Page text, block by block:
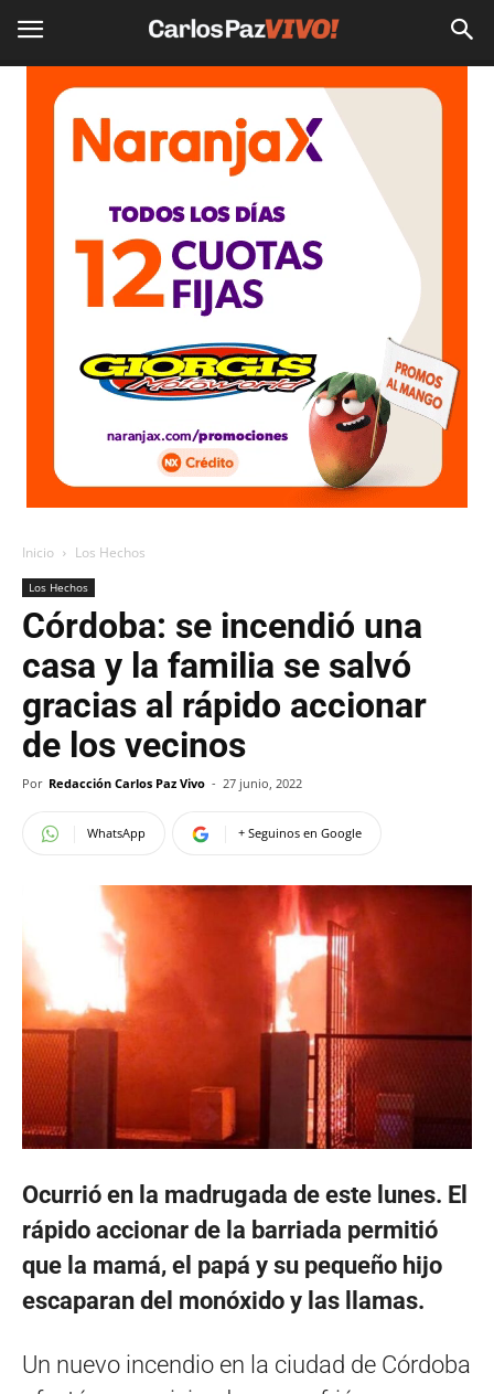
Inicio Los Hechos
Los Hechos
Córdoba: se incendió una
casa y la familia se salvó
gracias al rápido accionar
de los vecinos
Por Redacción Carlos Paz Vivo - 27 junio, 2022
WhatsApp + Seguinos en Google
Ocurrió en la madrugada de este lunes. El
rápido accionar de la barriada permitió
que la mamá, el papá y su pequeño hijo
escaparan del monóxido y las llamas.
Un nuevo incendio en la ciudad de Córdoba